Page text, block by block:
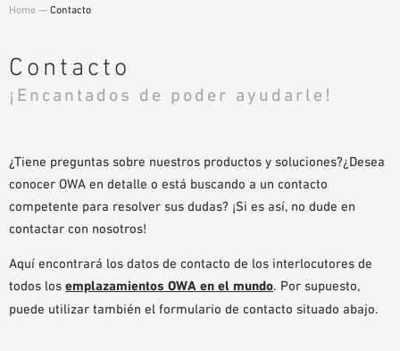
DESCARGAS
DECLARACIÓN DE PRESTACIONES (DOP)
BIBLIOTECA BIM/REVIT
VÍDEOS
PEDIDO DE MUESTRAS
Home — Contacto
Contacto
¡Encantados de poder ayudarle!
¿Tiene preguntas sobre nuestros productos y soluciones?¿Desea
conocer OWA en detalle o está buscando a un contacto
competente para resolver sus dudas? ¡Si es así, no dude en
contactar con nosotros!
Aquí encontrará los datos de contacto de los interlocutores de
todos los emplazamientos OWA en el mundo. Por supuesto,
puede utilizar también el formulario de contacto situado abajo.